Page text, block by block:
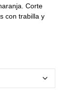
Corte
con trabilla y